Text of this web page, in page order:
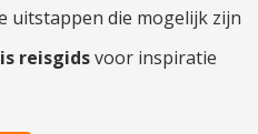
uitstappen die mogelijk zijn
reisgidsvoor inspiratie